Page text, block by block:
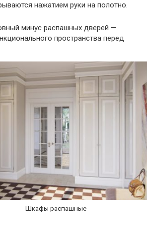
нажатием руки на полотно.
минус распашных дверей —
пространства перед
Шкафы распашные